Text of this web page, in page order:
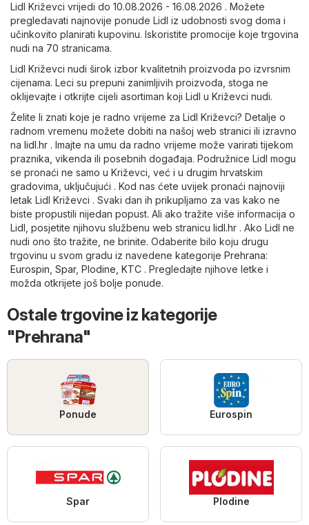
Lidl Križevci vrijedi do 10.08.2026 - 16.08.2026 . Možete
pregledavati najnovije ponude Lidl iz udobnosti svog doma i
učinkovito planirati kupovinu. Iskoristite promocije koje trgovina
nudi na 70 stranicama.
Lidl Križevci nudi širok izbor kvalitetnih proizvoda po izvrsnim
cijenama. Leci su prepuni zanimljivih proizvoda, stoga ne
oklijevajte i otkrijte cijeli asortiman koji Lidl u Križevci nudi.
Želite li znati koje je radno vrijeme za Lidl Križevci? Detalje o
radnom vremenu možete dobiti na našoj web stranici ili izravno
na lidl.hr . Imajte na umu da radno vrijeme može varirati tijekom
praznika, vikenda ili posebnih događaja. Podružnice Lidl mogu
se pronaći ne samo u Križevci, već i u drugim hrvatskim
gradovima, uključujući . Kod nas ćete uvijek pronaći najnoviji
letak Lidl Križevci . Svaki dan ih prikupljamo za vas kako ne
biste propustili nijedan popust. Ali ako tražite više informacija o
Lidl, posjetite njihovu službenu web stranicu lidl.hr . Ako Lidl ne
nudi ono što tražite, ne brinite. Odaberite bilo koju drugu
trgovinu u svom gradu iz navedene kategorije Prehrana:
Eurospin Spar, Plodine KTC . Pregledajte njihove letke i
možda otkrijete još bolje ponude.
Ostale trgovine iz kategorije
"Prehrana"
Ponude Eurospin
Spar Plodine